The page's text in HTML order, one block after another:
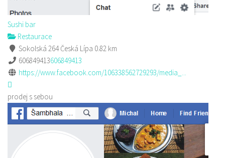
Sushi bar
Restaurace
Sokolská 264 Česká Lípa 0.82 km
606849413606849413
https://www.facebook.com/106338562729293/media_...
prodej s sebou